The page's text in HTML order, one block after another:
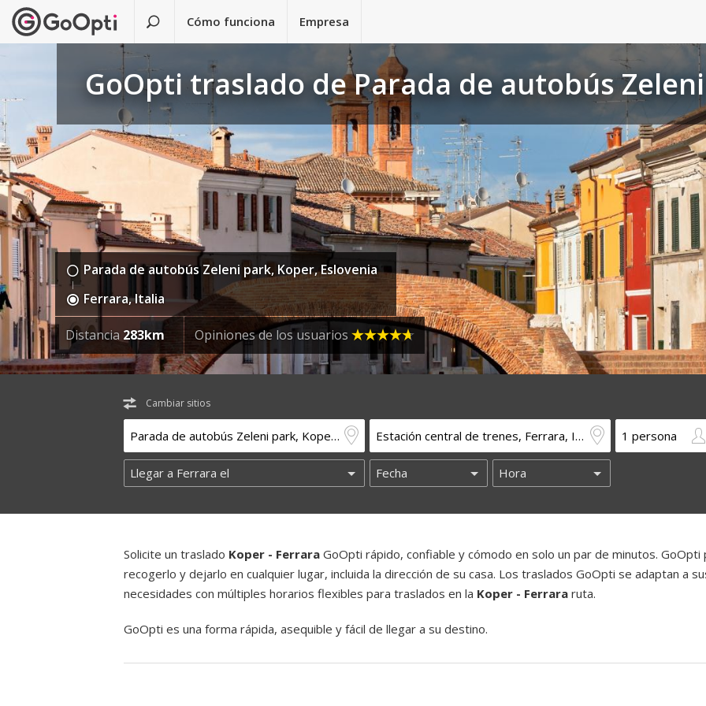
Cómo funciona Empresa
GoOpti traslado de Parada de autobús
Parada de autobús Zeleni park, Koper, Eslovenia
Ferrara, Italia
Distancia 283km Opiniones de los usuarios
Cambiar sitios
Solicite un traslado Koper - Ferrara GoOpti rápido, confiable y cómodo en solo un par de minutos. GoOpti
recogerlo y dejarlo en cualquier lugar, incluida la dirección de su casa. Los traslados GoOpti se adaptan a
necesidades con múltiples horarios flexibles para traslados en la Koper - Ferrara ruta.
GoOpti es una forma rápida, asequible y fácil de llegar a su destino.